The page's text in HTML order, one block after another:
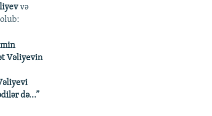
və
Vəliyevin
də...”